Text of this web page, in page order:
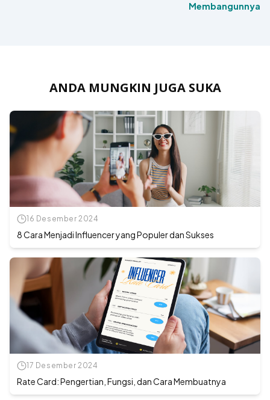
Membangunnya
ANDA MUNGKIN JUGA SUKA
16 Desember 2024
8 Cara Menjadi Influencer yang Populer dan Sukses
17 Desember 2024
Rate Card: Pengertian, Fungsi, dan Cara Membuatnya